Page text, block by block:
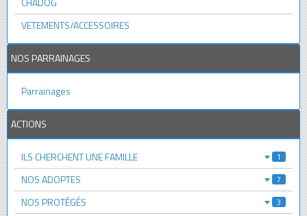
VETEMENTS/ACCESSOIRES
NOS PARRAINAGES
Parrainages
ACTIONS
ILS CHERCHENT UNE FAMILLE 1
NOS ADOPTES 7
NOS PROTÉGÉS 3